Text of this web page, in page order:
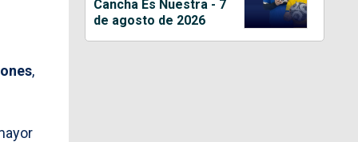
,
Cancha Es Nuestra - 7
de agosto de 2026